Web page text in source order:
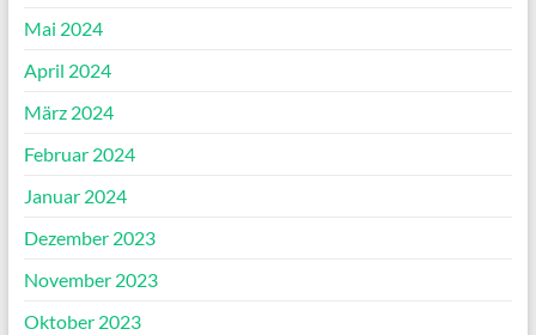
Mai 2024
April 2024
März 2024
Februar 2024
Januar 2024
Dezember 2023
November 2023
Oktober 2023